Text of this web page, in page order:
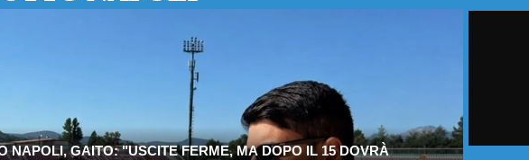
NAPOLI, GAITO: "USCITE FERME, MA DOPO IL 15 DOVRÀ